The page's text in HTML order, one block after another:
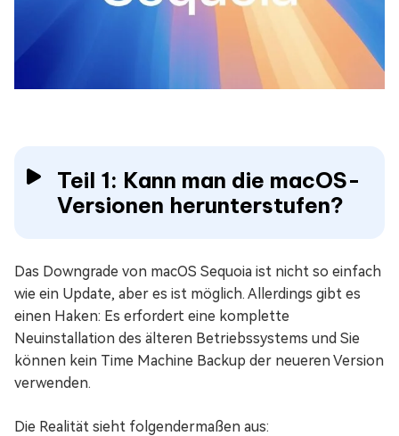
Teil 1: Kann man die macOS-
Versionen herunterstufen?
Das Downgrade von macOS Sequoia ist nicht so einfach
wie ein Update, aber es ist möglich. Allerdings gibt es
einen Haken: Es erfordert eine komplette
Neuinstallation des älteren Betriebssystems und Sie
können kein Time Machine Backup der neueren Version
verwenden.
Die Realität sieht folgendermaßen aus: